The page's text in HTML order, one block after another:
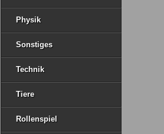
Physik
Sonstiges
Technik
Tiere
Rollenspiel